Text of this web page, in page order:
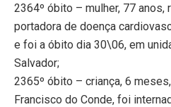
2364º óbito – mulher, 77 anos,
portadora de doença
e foi a óbito dia 30\06, em
Salvador;
2365º óbito – criança, 6
Francisco do Conde, foi